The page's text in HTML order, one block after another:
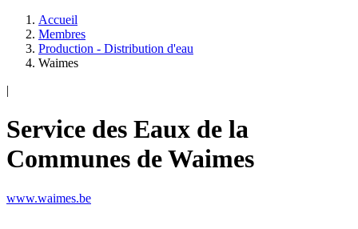
Accueil
Membres
Production - Distribution d'eau
Waimes
|
Service des Eaux de la
Communes de Waimes
www.waimes.be